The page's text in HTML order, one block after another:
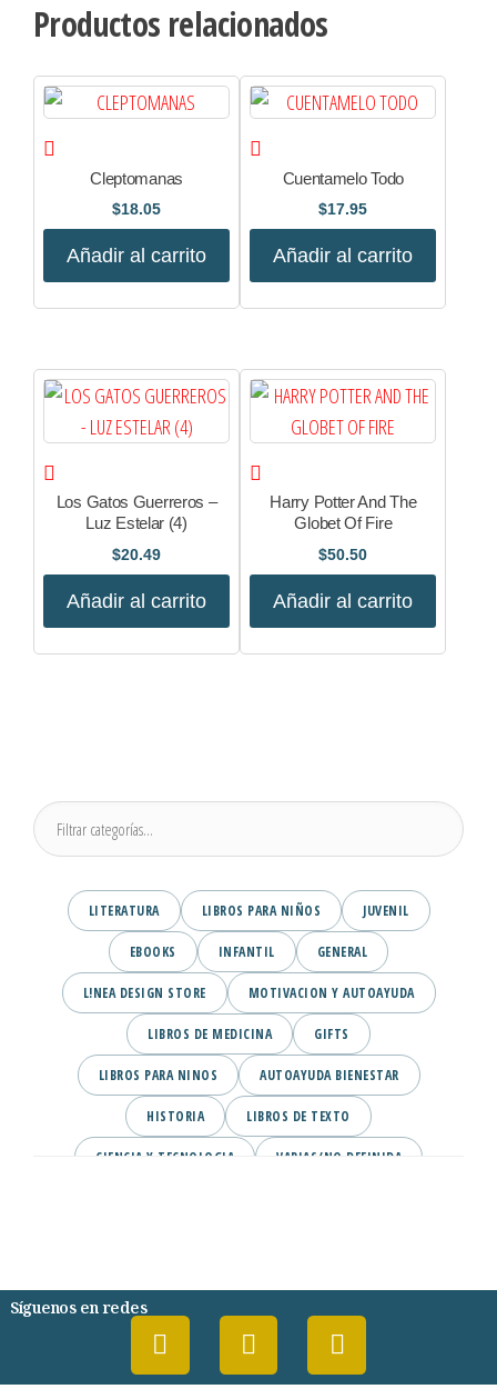
Productos relacionados
Cleptomanas
$18.05
Añadir al carrito
Cuentamelo Todo
$17.95
Añadir al carrito
Los Gatos Guerreros –
Luz Estelar (4)
$20.49
Añadir al carrito
Harry Potter And The
Globet Of Fire
$50.50
Añadir al carrito
LITERATURA LIBROS PARA NIÑOS JUVENIL
EBOOKS INFANTIL GENERAL
L!NEA DESIGN STORE MOTIVACION Y AUTOAYUDA
LIBROS DE MEDICINA GIFTS
LIBROS PARA NINOS AUTOAYUDA BIENESTAR
HISTORIA LIBROS DE TEXTO
CIENCIA Y TECNOLOGIA VARIAS/NO DEFINIDA
Síguenos en redes